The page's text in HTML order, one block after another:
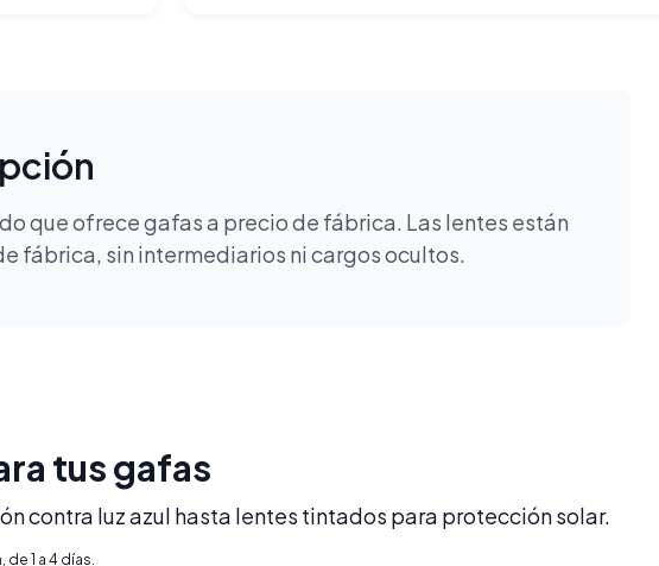
que ofrece gafas a precio de fábrica. Las lentes están
fábrica, sin intermediarios ni cargos ocultos.
tus gafas
contra luz azul hasta lentes tintados para protección solar.
1 a 4 días.